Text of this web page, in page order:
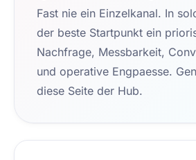
Fast nie ein Einzelkanal. In
der beste Startpunkt ein
Nachfrage, Messbarkeit,
und operative Engpaesse.
diese Seite der Hub.